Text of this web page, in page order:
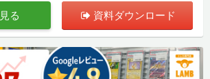
る 資料ダウンロード